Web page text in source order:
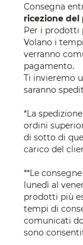
Consegna
ricezione
Per i prodotti
Volano i
verranno
pagamento.
Ti invieremo
saranno
*La
ordini
di sotto di
carico del
**Le
lunedì al
prodotti più
tempi di
comunicati
sono